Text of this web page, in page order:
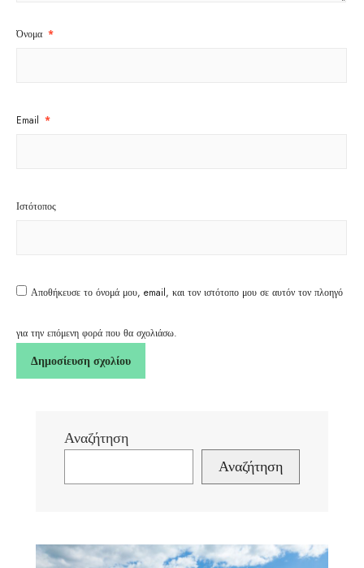
Όνομα *
Email *
Ιστότοπος
Αποθήκευσε το όνομά μου, email, και τον ιστότοπο μου σε αυτόν τον πλοηγό
για την επόμενη φορά που θα σχολιάσω.
Αναζήτηση
Αναζήτηση